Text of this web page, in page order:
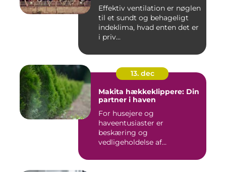
Effektiv ventilation er nøglen
til et sundt og behageligt
indeklima, hvad enten det er
i priv...
13. dec
Makita hækkeklippere: Din
partner i haven
For husejere og
haveentusiaster er
beskæring og
vedligeholdelse af